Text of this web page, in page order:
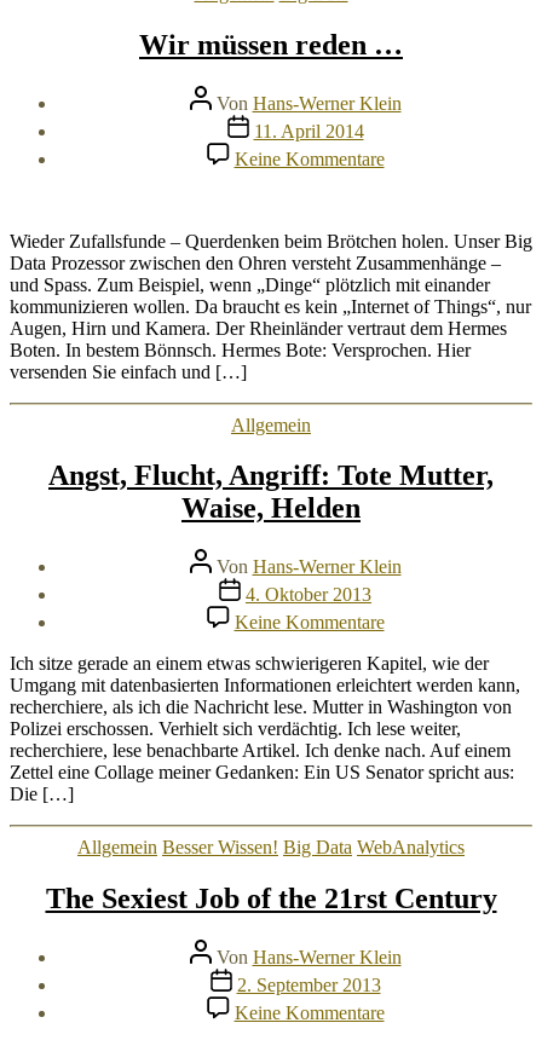
Wir müssen reden …
Beitragsautor
Von Hans-Werner Klein
Veröffentlichungsdatum
11. April 2014
Keine Kommentarezu
Wir
…
Wieder Zufallsfunde – Querdenken beim Brötchen holen. Unser Big
Data Prozessor zwischen den Ohren versteht Zusammenhänge –
und Spass. Zum Beispiel, wenn „Dinge“ plötzlich mit einander
kommunizieren wollen. Da braucht es kein „Internet of Things“, nur
Augen, Hirn und Kamera. Der Rheinländer vertraut dem Hermes
Boten. In bestem Bönnsch. Hermes Bote: Versprochen. Hier
versenden Sie einfach und […]
Kategorien
Allgemein
Angst, Flucht, Angriff: Tote Mutter,
Waise, Helden
Beitragsautor
Von Hans-Werner Klein
Veröffentlichungsdatum
4. Oktober 2013
Keine Kommentarezu
Angst,
Flucht,
Angriff:
Tote
Mutter,
Waise,
Helden
Ich sitze gerade an einem etwas schwierigeren Kapitel, wie der
Umgang mit datenbasierten Informationen erleichtert werden kann,
recherchiere, als ich die Nachricht lese. Mutter in Washington von
Polizei erschossen. Verhielt sich verdächtig. Ich lese weiter,
recherchiere, lese benachbarte Artikel. Ich denke nach. Auf einem
Zettel eine Collage meiner Gedanken: Ein US Senator spricht aus:
Die […]
Kategorien
Allgemein Besser Wissen! Big Data WebAnalytics
The Sexiest Job of the 21rst Century
Beitragsautor
Von Hans-Werner Klein
Veröffentlichungsdatum
2. September 2013
Keine Kommentarezu
The